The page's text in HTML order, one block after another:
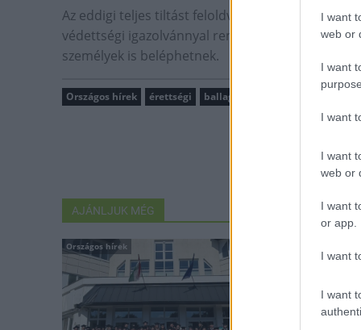
I want
web or
I want
I want
I want
web or
I want
or app.
I want
I want
Az eddigi teljes tiltást feloldva, a köznevelési
védettségi igazolvánnyal rendelkező, vagy az
személyek is beléphetnek.
Országos hírek érettségi ballagás
AJÁNLJUK MÉG
Országos hírek